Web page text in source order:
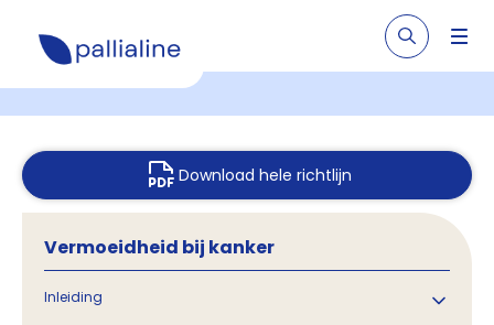
Download hele richtlijn
Vermoeidheid bij kanker
Inleiding